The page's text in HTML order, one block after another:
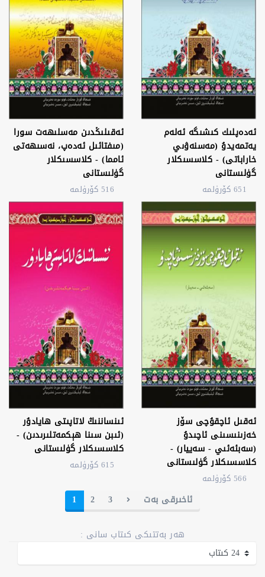
ئەدەپلىك كىشىگە ئەلەم
يەتمەيدۇ (مەسنەۋىي
خاراباتى) - كلاسسىكلار
گۈلىستانى
651 كۆرۈلمە
ئەقىلىڭدىن مەسلىھەت سورا
(مىفتائىل ئەدەپ، نەسىھەتى
ئامما) - كلاسسىكلار
گۈلىستانى
516 كۆرۈلمە
ئەقىل ئاچقۇچى سۆز
خەزىنىسىنى ئاچىدۇ
(سەبئەئىي - سەييار) -
كلاسسىكلار گۈلىستانى
566 كۆرۈلمە
ئىنساننىڭ لاتاپىتى ھايادۇر
(ئىبن سىنا ھېكمەتلىرىدىن) -
كلاسسىكلار گۈلىستانى
615 كۆرۈلمە
1 2 3 ئاخىرقى بەت
ھەر بەتتىكى كىتاب سانى :